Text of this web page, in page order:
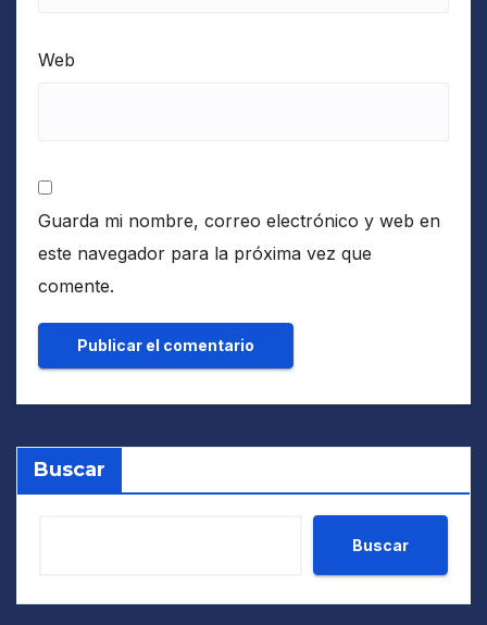
Web
Guarda mi nombre, correo electrónico y web en
este navegador para la próxima vez que
comente.
Buscar
Buscar